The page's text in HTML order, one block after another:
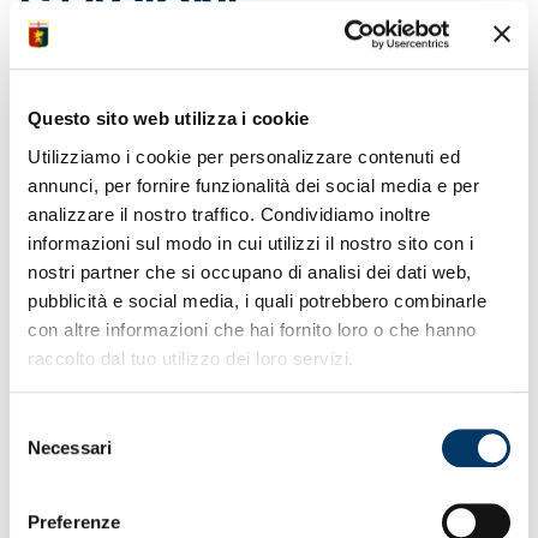
Questo sito web utilizza i cookie
Utilizziamo i cookie per personalizzare contenuti ed
annunci, per fornire funzionalità dei social media e per
analizzare il nostro traffico. Condividiamo inoltre
informazioni sul modo in cui utilizzi il nostro sito con i
nostri partner che si occupano di analisi dei dati web,
pubblicità e social media, i quali potrebbero combinarle
con altre informazioni che hai fornito loro o che hanno
raccolto dal tuo utilizzo dei loro servizi.
delNecessari
Preferenze
SPECIALE
Il cuore nelle rose per aver condiviso un’altra stagione
straordinaria, vestendo i colori del Genoa e vivendo
un’esperienza super formativa nei valori del rispetto,
dell’inclusione, della tolleranza e dell’amicizia. E la
certezza per il Genoa for Special, la squadra più speciale
tra quelle maschili e femminili del club di calcio più antico
in Italia, di appartenere a un’unica grande famiglia. La
grande famiglia rossoblù che nel proprio Dna lascia
indietro nessuno e ha inciso il senso di appartenenza a
ideali irrinunciabili.
fondamentale contributo di Cambiaso Risso Group, partner
in favore della cittadinanza e sul territorio, che tante